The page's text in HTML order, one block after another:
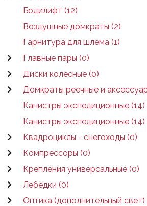
Бодилифт (12)
Воздушные домкраты (2)
Гарнитура для шлема (1)
Главные пары (0)
Диски колесные (0)
Домкраты реечные и
Канистры экспедиционные (14)
Канистры экспедиционные (14)
Квадроциклы - снегоходы (0)
Компрессоры (0)
Крепления универсальные (0)
Лебедки (0)
Оптика (дополнительный свет)